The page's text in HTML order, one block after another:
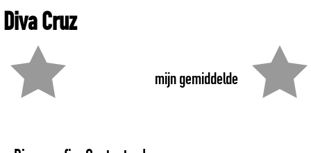
Diva Cruz
mijn gemiddelde